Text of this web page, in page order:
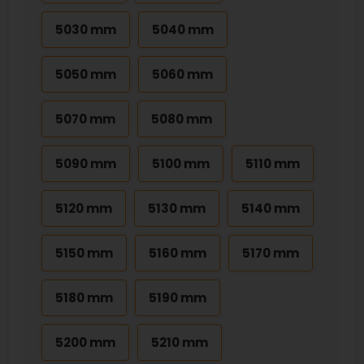
5030 mm 5040 mm
5050 mm 5060 mm
5070 mm 5080 mm
5090 mm 5100 mm 5110 mm
5120 mm 5130 mm 5140 mm
5150 mm 5160 mm 5170 mm
5180 mm 5190 mm
5200 mm 5210 mm